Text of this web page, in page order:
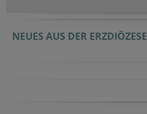
NEUES AUS DER ERZDIÖZESE